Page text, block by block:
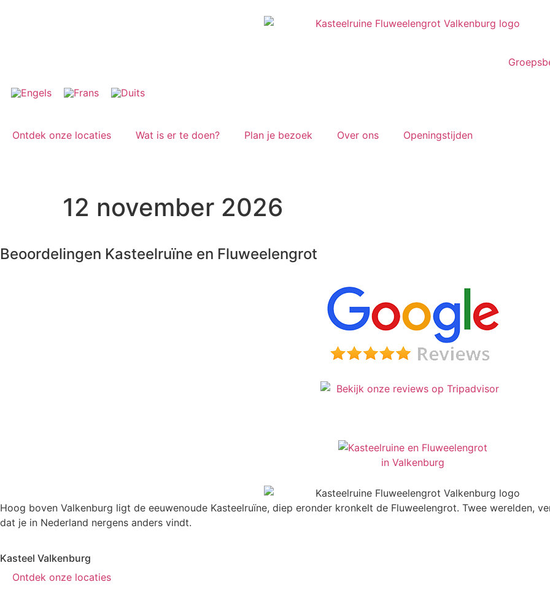
Ontdek onze locaties Wat is er te doen? Plan je bezoek Over ons Openingstijden
12 november 2026
Beoordelingen Kasteelruïne en Fluweelengrot
Hoog boven Valkenburg ligt de eeuwenoude Kasteelruïne, diep eronder kronkelt de Fluweelengrot. Twee werelden,
dat je in Nederland nergens anders vindt.
Kasteel Valkenburg
Ontdek onze locaties